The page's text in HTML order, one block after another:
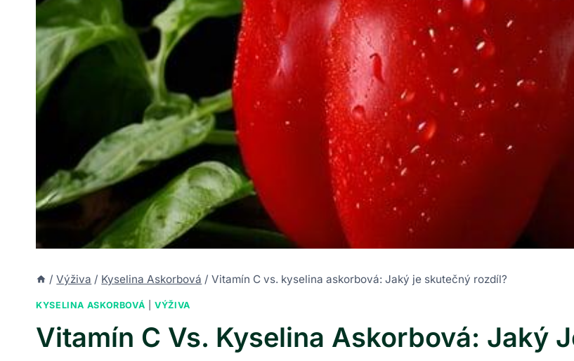
/ Výživa / Kyselina Askorbová / Vitamín C vs. kyselina askorbová: Jaký je skutečný rozdíl?
KYSELINA ASKORBOVÁ |VÝŽIVA
Vitamín C Vs. Kyselina Askorbová: Jaký